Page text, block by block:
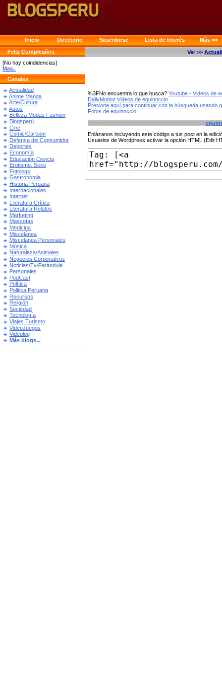
Inicio Directorio Suscribirse Lista de Interés
Más >>
Feliz Cumpleaños
[No hay coindidencias]
Mas..
Canales
Actualidad
Anime Manga
Arte/Cultura
Autos
Belleza Modas Fashion
Blogsperú
Cine
Comic/Cartoon
Defensa del Consumidor
Deportes
Economía
Educación Ciencia
Erotismo, Sexo
Fotologs
Gastronomia
Historia Peruana
Internacionales
Internet
Literatura Crítica
Literatura Relatos
Marketing
Mascotas
Medicina
Miscelánea
Miscelanea Personales
Música
Naturaleza/Animales
Negocios Corporativos
Noticias/Tv/Farándula
Personales
PodCast
Política
Politica Peruana
Recursos
Religión
Sociedad
Tecnología
Viajes Turismo
VideoJuegos
Videolog
Más blogs...
Ver >>
%3FNo encuentra lo que busca? Youtube - Videos de
DailyMotion Videos de equinoccio
Presione aquí para continuar con la búsqueda usando
Fotos de equinoccio
Enlázanos incluyendo este código a tus post en la
Usuarios de Wordpress activar la opción HTML (Edit